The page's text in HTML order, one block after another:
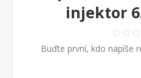
injektor
Buďte první, kdo napíše